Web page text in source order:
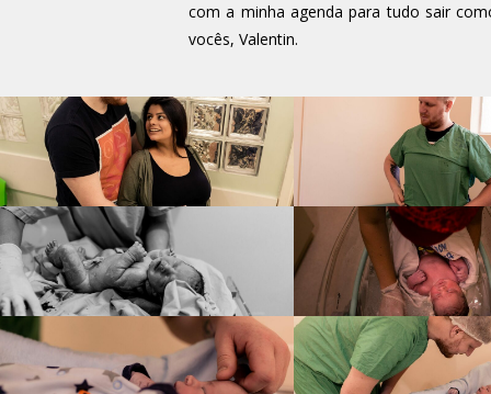
com a minha agenda para tudo sair
vocês, Valentin.